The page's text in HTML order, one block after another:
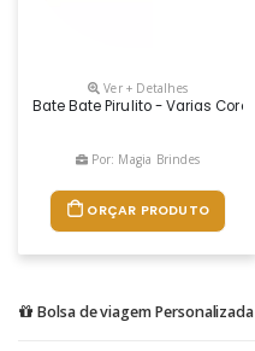
Ver + Detalhes
Bate Bate Pirulito - Varias Cores
Por: Magia Brindes
ORÇAR PRODUTO
Bolsa de viagem Personalizada